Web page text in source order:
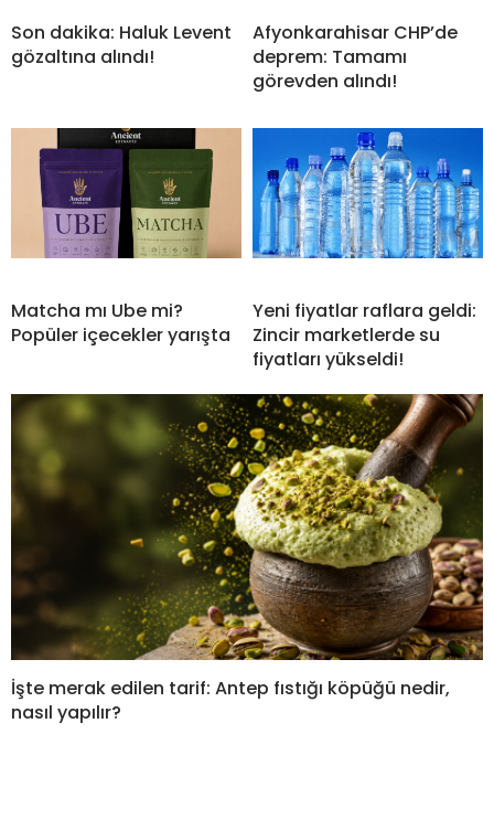
Son dakika: Haluk Levent
gözaltına alındı!
Afyonkarahisar CHP’de
deprem: Tamamı
görevden alındı!
Matcha mı Ube mi?
Popüler içecekler yarışta
Yeni fiyatlar raflara geldi:
Zincir marketlerde su
fiyatları yükseldi!
İşte merak edilen tarif: Antep fıstığı köpüğü nedir,
nasıl yapılır?